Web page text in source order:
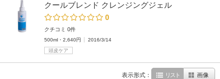
クールブレンド クレンジングジェル
0
クチコミ 0件
500ml・2,640円
2016/3/14
頭皮ケア
表示形式： リスト 画像